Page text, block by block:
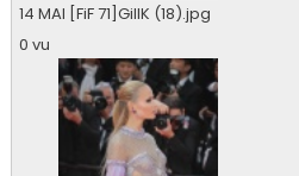
14 MAI [FiF 71]GillK (18).jpg
0 vu